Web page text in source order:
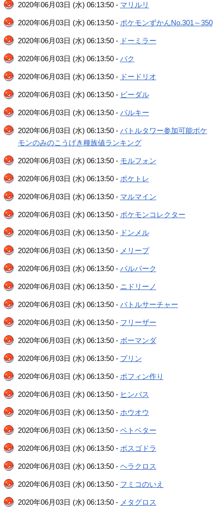
2020年06月03日 (水) 06:13:50 - マリルリ
2020年06月03日 (水) 06:13:50 - ポケモンずかんNo.301～350
2020年06月03日 (水) 06:13:50 - ドーミラー
2020年06月03日 (水) 06:13:50 - バク
2020年06月03日 (水) 06:13:50 - ドードリオ
2020年06月03日 (水) 06:13:50 - ビーダル
2020年06月03日 (水) 06:13:50 - バルキー
2020年06月03日 (水) 06:13:50 - バトルタワー参加可能ポケ
モンのみのこうげき種族値ランキング
2020年06月03日 (水) 06:13:50 - モルフォン
2020年06月03日 (水) 06:13:50 - ポケトレ
2020年06月03日 (水) 06:13:50 - マルマイン
2020年06月03日 (水) 06:13:50 - ポケモンコレクター
2020年06月03日 (水) 06:13:50 - ドンメル
2020年06月03日 (水) 06:13:50 - メリープ
2020年06月03日 (水) 06:13:50 - パルパーク
2020年06月03日 (水) 06:13:50 - ニドリーノ
2020年06月03日 (水) 06:13:50 - バトルサーチャー
2020年06月03日 (水) 06:13:50 - フリーザー
2020年06月03日 (水) 06:13:50 - ボーマンダ
2020年06月03日 (水) 06:13:50 - プリン
2020年06月03日 (水) 06:13:50 - ポフィン作り
2020年06月03日 (水) 06:13:50 - ヒンバス
2020年06月03日 (水) 06:13:50 - ホウオウ
2020年06月03日 (水) 06:13:50 - ベトベター
2020年06月03日 (水) 06:13:50 - ボスゴドラ
2020年06月03日 (水) 06:13:50 - ヘラクロス
2020年06月03日 (水) 06:13:50 - フミコのいえ
2020年06月03日 (水) 06:13:50 - メタグロス